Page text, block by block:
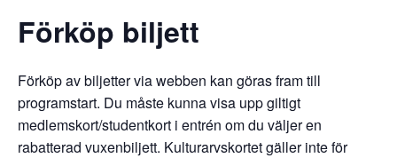
Förköp biljett
Förköp av biljetter via webben kan göras fram till
programstart. Du måste kunna visa upp giltigt
medlemskort/studentkort i entrén om du väljer en
rabatterad vuxenbiljett. Kulturarvskortet gäller inte för